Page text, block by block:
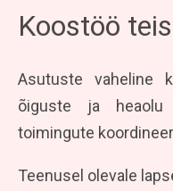
Koostöö
Asutuste vaheline
õiguste ja heaolu
toimingute
Teenusel olevale